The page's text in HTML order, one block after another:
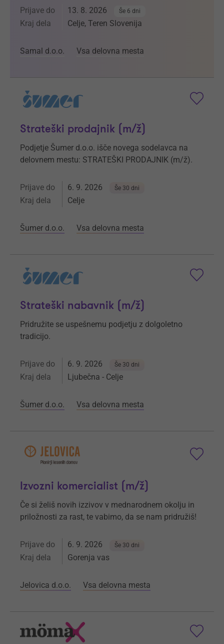
Prijave do 13. 8. 2026 Še 6 dni
Kraj dela Celje, Teren Slovenija
Samal d.o.o. Vsa delovna mesta
Strateški prodajnik (m/ž)
Podjetje Šumer d.o.o. išče novega sodelavca na
delovnem mestu: STRATEŠKI PRODAJNIK (m/ž).
Prijave do 6. 9. 2026 Še 30 dni
Kraj dela Celje
Šumer d.o.o. Vsa delovna mesta
Strateški nabavnik (m/ž)
Pridružite se uspešnemu podjetju z dolgoletno
tradicijo.
Prijave do 6. 9. 2026 Še 30 dni
Kraj dela Ljubečna - Celje
Šumer d.o.o. Vsa delovna mesta
Izvozni komercialist (m/ž)
Če si želiš novih izzivov v mednarodnem okolju in
priložnosti za rast, te vabimo, da se nam pridružiš!
Prijave do 6. 9. 2026 Še 30 dni
Kraj dela Gorenja vas
Jelovica d.o.o. Vsa delovna mesta